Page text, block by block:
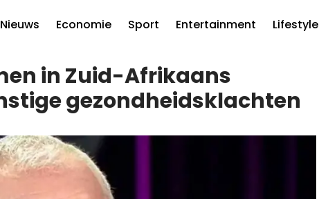
Nieuws Economie Sport Entertainment Lifestyle
in Zuid-Afrikaans
gezondheidsklachten